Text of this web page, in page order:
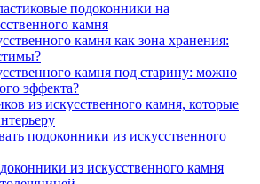
подоконники на
камня
камня как зона хранения:
камня под старину: можно
эффекта?
из искусственного камня, которые
подоконники из искусственного
из искусственного камня